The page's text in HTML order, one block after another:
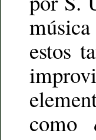
estos
como